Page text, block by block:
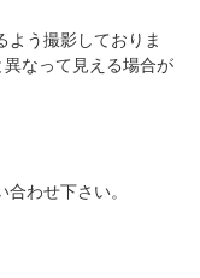
う撮影しておりま
なって見える場合が
わせ下さい。